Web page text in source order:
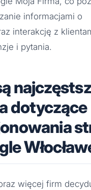
informacjami o
interakcję z
i pytania.
dotyczące
więcej firm